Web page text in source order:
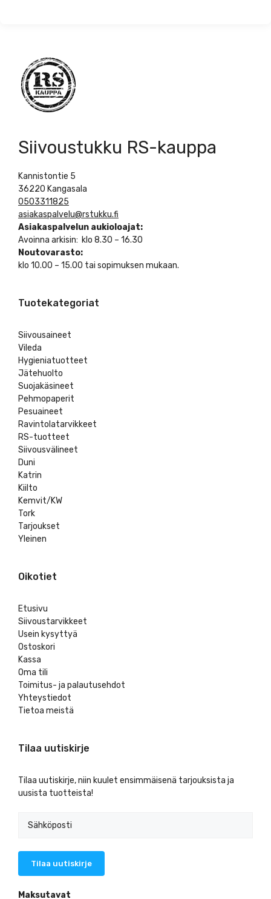
Siivoustukku RS-kauppa
Kannistontie 5
36220 Kangasala
0503311825
asiakaspalvelu@rstukku.fi
Asiakaspalvelun aukioloajat:
Avoinna arkisin: klo 8.30 – 16.30
Noutovarasto:
klo 10.00 – 15.00 tai sopimuksen mukaan.
Tuotekategoriat
Siivousaineet
Vileda
Hygieniatuotteet
Jätehuolto
Suojakäsineet
Pehmopaperit
Pesuaineet
Ravintolatarvikkeet
RS-tuotteet
Siivousvälineet
Duni
Katrin
Kiilto
Kemvit/KW
Tork
Tarjoukset
Yleinen
Oikotiet
Etusivu
Siivoustarvikkeet
Usein kysyttyä
Ostoskori
Kassa
Oma tili
Toimitus- ja palautusehdot
Yhteystiedot
Tietoa meistä
Tilaa uutiskirje
Tilaa uutiskirje, niin kuulet ensimmäisenä tarjouksista ja
uusista tuotteista!
Maksutavat